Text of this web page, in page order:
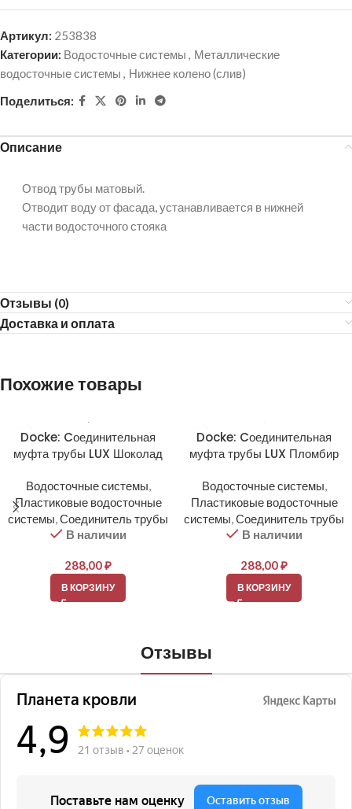
Артикул: 253838
Категории: Водосточные системы , Металлические
водосточные системы , Нижнее колено (слив)
Поделиться:
Описание
Отвод трубы матовый.
Отводит воду от фасада, устанавливается в нижней
части водосточного стояка
Отзывы (0)
Доставка и оплата
Похожие товары
Docke: Cоединительная
муфта трубы LUX Шоколад
Водосточные системы,
Пластиковые водосточные
системы,Соединитель трубы
В наличии
288,00₽
В КОРЗИНУ
Docke: Cоединительная
муфта трубы LUX Пломбир
Водосточные системы,
Пластиковые водосточные
системы,Соединитель трубы
В наличии
288,00₽
В КОРЗИНУ
Отзывы